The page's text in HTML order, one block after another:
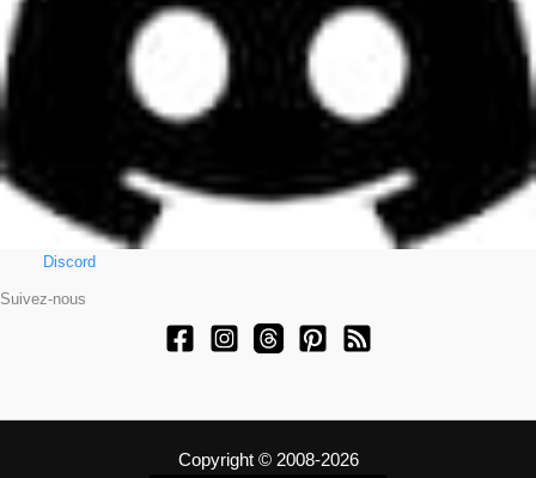
Discord
Suivez-nous
Copyright © 2008-2026